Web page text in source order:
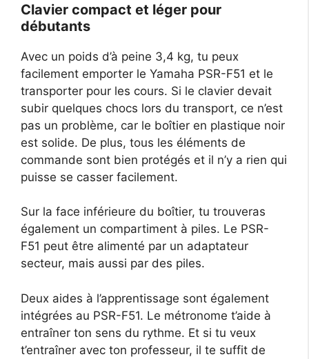
Clavier compact et léger pour
débutants
Avec un poids d’à peine 3,4 kg, tu peux
facilement emporter le Yamaha PSR-F51 et le
transporter pour les cours. Si le clavier devait
subir quelques chocs lors du transport, ce n’est
pas un problème, car le boîtier en plastique noir
est solide. De plus, tous les éléments de
commande sont bien protégés et il n’y a rien qui
puisse se casser facilement.
Sur la face inférieure du boîtier, tu trouveras
également un compartiment à piles. Le PSR-
F51 peut être alimenté par un adaptateur
secteur, mais aussi par des piles.
Deux aides à l’apprentissage sont également
intégrées au PSR-F51. Le métronome t’aide à
entraîner ton sens du rythme. Et si tu veux
t’entraîner avec ton professeur, il te suffit de